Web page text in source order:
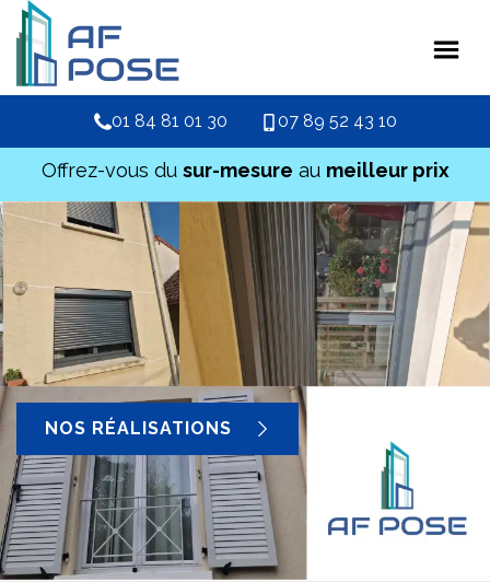
01 84 81 01 30 07 89 52 43 10
Offrez-vous du sur-mesure au meilleur prix
NOS RÉALISATIONS